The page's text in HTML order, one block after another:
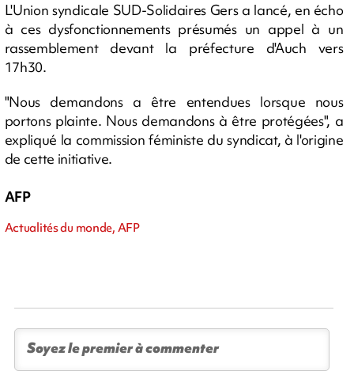
L'Union syndicale SUD-Solidaires Gers a lancé, en écho
à ces dysfonctionnements présumés un appel à un
rassemblement devant la préfecture d'Auch vers
17h30.
"Nous demandons a être entendues lorsque nous
portons plainte. Nous demandons à être protégées", a
expliqué la commission féministe du syndicat, à l'origine
de cette initiative.
AFP
Actualités du monde, AFP